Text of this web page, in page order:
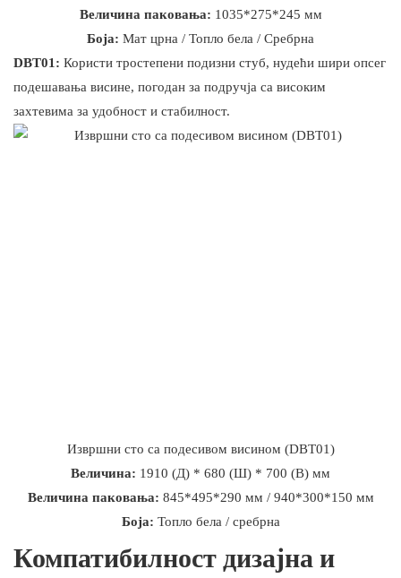
Величина паковања: 1035*275*245 мм
Боја: Мат црна / Топло бела / Сребрна
DBT01: Користи тростепени подизни стуб, нудећи шири опсег
подешавања висине, погодан за подручја са високим
захтевима за удобност и стабилност.
Извршни сто са подесивом висином (DBT01)
Величина: 1910 (Д) * 680 (Ш) * 700 (В) мм
Величина паковања: 845*495*290 мм / 940*300*150 мм
Боја: Топло бела / сребрна
Компатибилност дизајна и